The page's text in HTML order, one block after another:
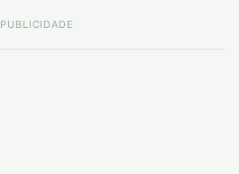
PUBLICIDADE